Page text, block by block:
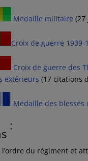
Médaille militaire (27
Croix de guerre 1939-
Croix de guerre des
extérieurs (17 citations
Médaille des blessés
:
l’ordre du régiment et